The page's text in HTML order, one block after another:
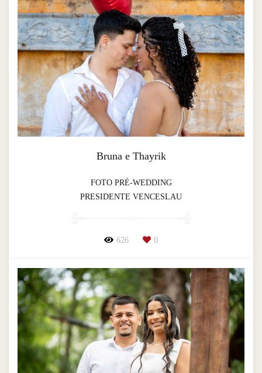
Bruna e Thayrik
FOTO PRÉ-WEDDING
PRESIDENTE VENCESLAU
626 0